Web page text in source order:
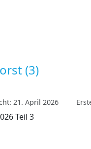
(3)
21. April 2026
Teil 3